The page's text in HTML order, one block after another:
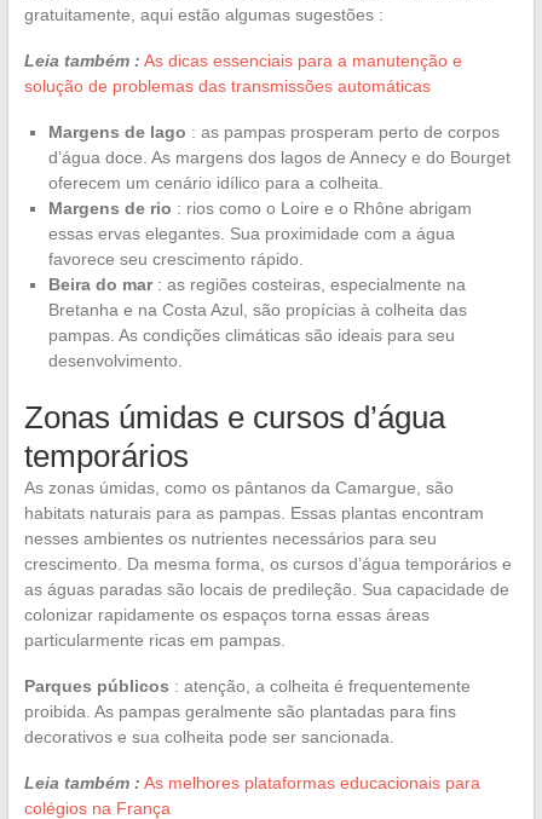
gratuitamente, aqui estão algumas sugestões :
Leia também : As dicas essenciais para a manutenção e
solução de problemas das transmissões automáticas
Margens de lago : as pampas prosperam perto de corpos
d’água doce. As margens dos lagos de Annecy e do Bourget
oferecem um cenário idílico para a colheita.
Margens de rio : rios como o Loire e o Rhône abrigam
essas ervas elegantes. Sua proximidade com a água
favorece seu crescimento rápido.
Beira do mar: as regiões costeiras, especialmente na
Bretanha e na Costa Azul, são propícias à colheita das
pampas. As condições climáticas são ideais para seu
desenvolvimento.
Zonas úmidas e cursos d’água
temporários
As zonas úmidas, como os pântanos da Camargue, são
habitats naturais para as pampas. Essas plantas encontram
nesses ambientes os nutrientes necessários para seu
crescimento. Da mesma forma, os cursos d’água temporários e
as águas paradas são locais de predileção. Sua capacidade de
colonizar rapidamente os espaços torna essas áreas
particularmente ricas em pampas.
Parques públicos : atenção, a colheita é frequentemente
proibida. As pampas geralmente são plantadas para fins
decorativos e sua colheita pode ser sancionada.
Leia também : As melhores plataformas educacionais para
colégios na França